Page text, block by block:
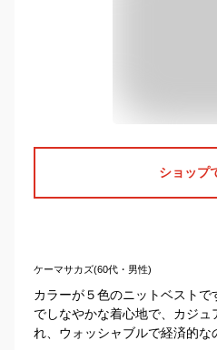
ショップ
ケーマサカズ(60代・男性)
カラーが５色のニットベスト
でしなやかな着心地で、カジ
れ、ウォッシャブルで経済的な